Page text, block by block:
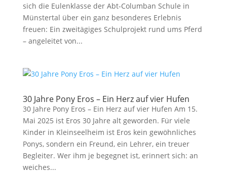
sich die Eulenklasse der Abt-Columban Schule in
Münstertal über ein ganz besonderes Erlebnis
freuen: Ein zweitägiges Schulprojekt rund ums Pferd
– angeleitet von...
30 Jahre Pony Eros – Ein Herz auf vier Hufen
30 Jahre Pony Eros – Ein Herz auf vier Hufen Am 15.
Mai 2025 ist Eros 30 Jahre alt geworden. Für viele
Kinder in Kleinseelheim ist Eros kein gewöhnliches
Ponys, sondern ein Freund, ein Lehrer, ein treuer
Begleiter. Wer ihm je begegnet ist, erinnert sich: an
weiches...